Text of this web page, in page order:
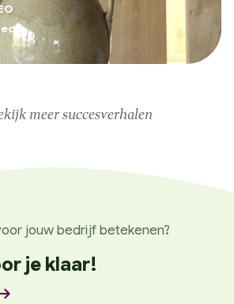
meer succesverhalen
jouw bedrijf betekenen?
je klaar!